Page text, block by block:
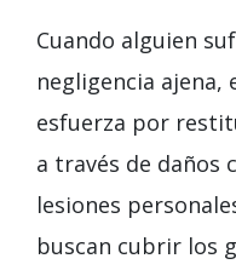
Cuando alguien
negligencia ajena,
esfuerza por
a través de daños
lesiones
buscan cubrir los